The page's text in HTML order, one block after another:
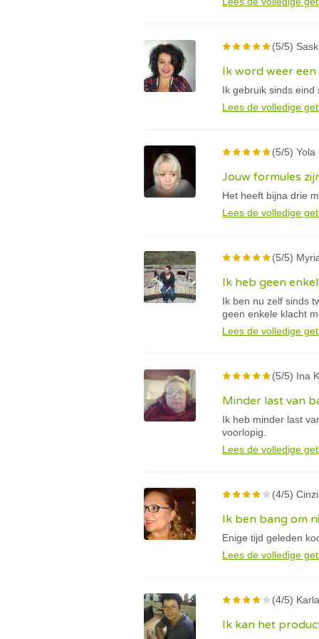
(5/5)
Ik word weer
Ik gebruik sinds
Lees de volledige
(5/5) Yola
Jouw formules
Het heeft bijna drie
Lees de volledige
(5/5)
Ik heb geen
Ik ben nu zelf sinds
geen enkele klacht
Lees de volledige
(5/5) Ina
Minder last van
Ik heb minder last
voorlopig.
Lees de volledige
(4/5)
Ik ben bang om
Enige tijd geleden
Lees de volledige
(4/5)
Ik kan het